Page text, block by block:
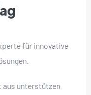
für innovative
aus unterstützen